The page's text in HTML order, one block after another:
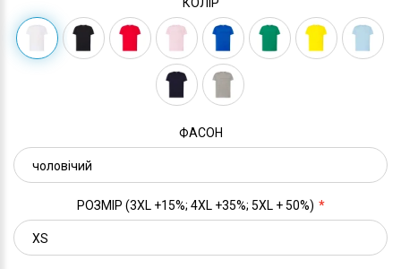
ФАСОН
РОЗМІР (3XL +15%; 4XL +35%; 5XL + 50%)